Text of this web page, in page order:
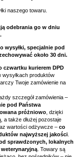
naszego towaru.
odebrania go w dniu
wysyłki, specjalnie pod
około 30 dni.
czwartku kurierem DPD
wysyłkach produktów
Twoje zamówienie na
szczegół zamówienia –
pod Państwa
próżniowo , dzięki
a także dłużej pozostaje
wartości odżywcze – co
najwyższej jakości
sprawdzonych, lokalnych
. Towary są